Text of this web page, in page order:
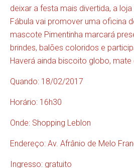
deixar a festa mais divertida, a
Fábula vai promover uma oficina
mascote Pimentinha marcará
brindes, balões coloridos e
Haverá ainda biscoito globo,
Quando: 18/02/2017
Horário: 16h30
Onde: Shopping Leblon
Endereço: Av. Afrânio de Melo
Ingresso: gratuito